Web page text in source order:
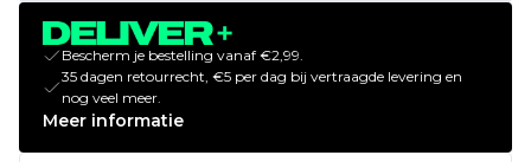
Bescherm je bestelling vanaf €2,99.
35 dagen retourrecht, €5 per dag bij vertraagde levering en
nog veel meer.
Meer informatie